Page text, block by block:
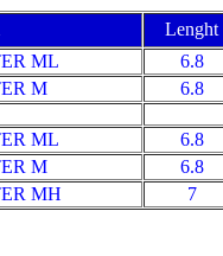
Lenght
ML
6.8
M
6.8
ML
6.8
M
6.8
MH
7